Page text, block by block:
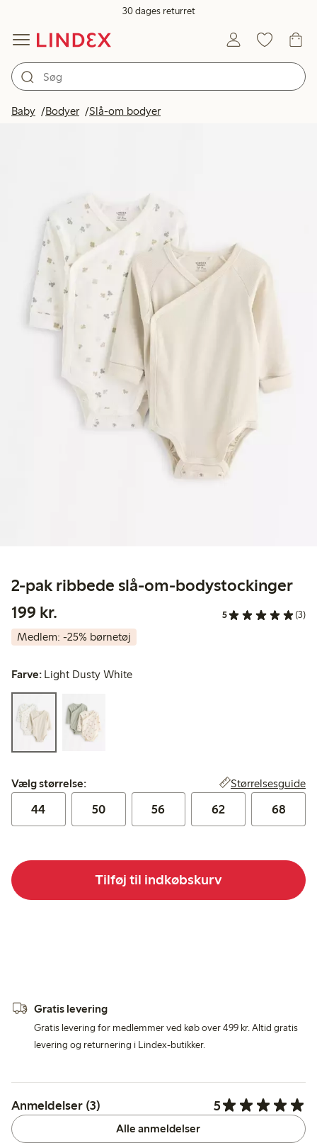
30 dages returret
Baby Bodyer Slå-om bodyer
2-pak ribbede slå-om-bodystockinger
199 kr.
5 (3)
Medlem: -25% børnetøj
Farve: Light Dusty White
Vælg størrelse:
Vælg størrelse: Størrelsesguide
44 50 56 62 68
Tilføj til indkøbskurv
Gratis levering
Gratis levering for medlemmer ved køb over 499 kr. Altid gratis
levering og returnering i Lindex-butikker.
Anmeldelser (3) 5
Alle anmeldelser